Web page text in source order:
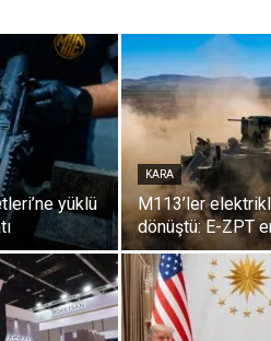
yüklü
KARA
M113’ler
dönüştü: E-ZPT